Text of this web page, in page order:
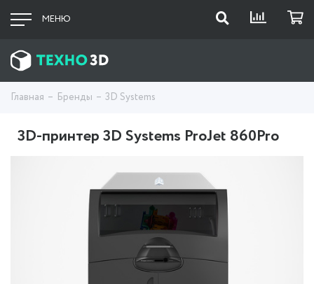
МЕНЮ
Главная Бренды 3D Systems
3D-принтер 3D Systems ProJet 860Pro